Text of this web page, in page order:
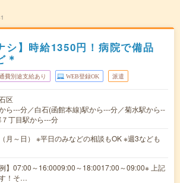
シ】時給1350円！病院で備品
＊
費別途支給あり WEB登録OK 派遣
区
ら---分／白石(函館本線)駅から---分／菊水駅から--
丁目駅から---分
月～日） ※平日のみなどの相談もOK ※週3なども
例】07:00～16:0009:00～18:0017:00～09:00※ 上記
！そ…